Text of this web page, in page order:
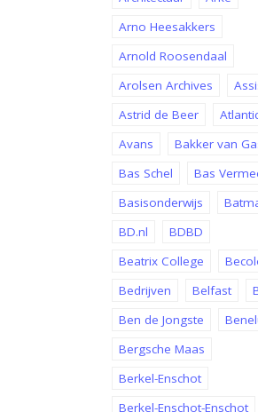
Arno Heesakkers
Arnold Roosendaal
Arolsen Archives
Astrid de Beer
Avans
Bakker van
Bas Schel
Bas
Basisonderwijs
BD.nl
BDBD
Beatrix College
Bedrijven
Belfast
Ben de Jongste
Bergsche Maas
Berkel-Enschot
Berkel-Enschot-Enschot